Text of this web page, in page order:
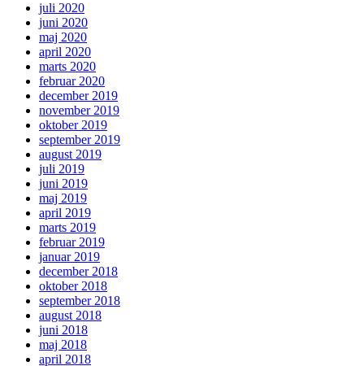
juli 2020
juni 2020
maj 2020
april 2020
marts 2020
februar 2020
december 2019
november 2019
oktober 2019
september 2019
august 2019
juli 2019
juni 2019
maj 2019
april 2019
marts 2019
februar 2019
januar 2019
december 2018
oktober 2018
september 2018
august 2018
juni 2018
maj 2018
april 2018